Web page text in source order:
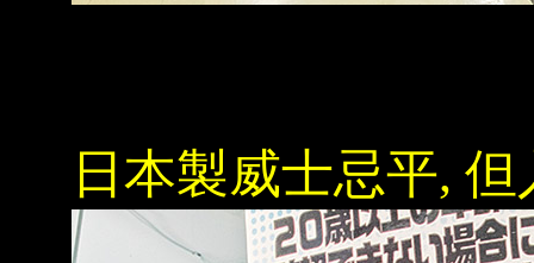
日本製威士忌平,